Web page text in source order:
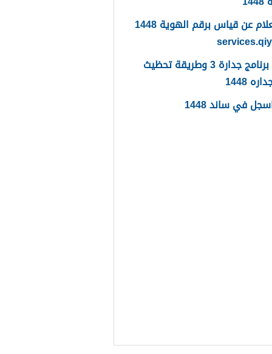
الاستعلام عن قياس برقم الهوية 1448
ما هو برنامج جدارة 3 وطريقة تحظيث
1448
في ساند 1448